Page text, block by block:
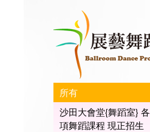
所有
沙田大會堂{舞蹈室} 各
項舞蹈課程 現正招生